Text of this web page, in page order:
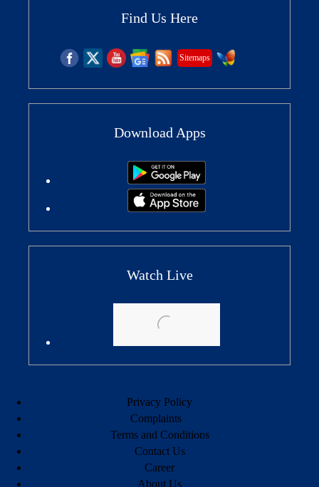
Find Us Here
Sitemaps
Download Apps
Watch Live
Privacy Policy
Complaints
Terms and Conditions
Contact Us
Career
About Us